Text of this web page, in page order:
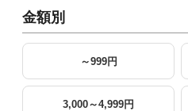
金額別
～999円
3,000～4,999円